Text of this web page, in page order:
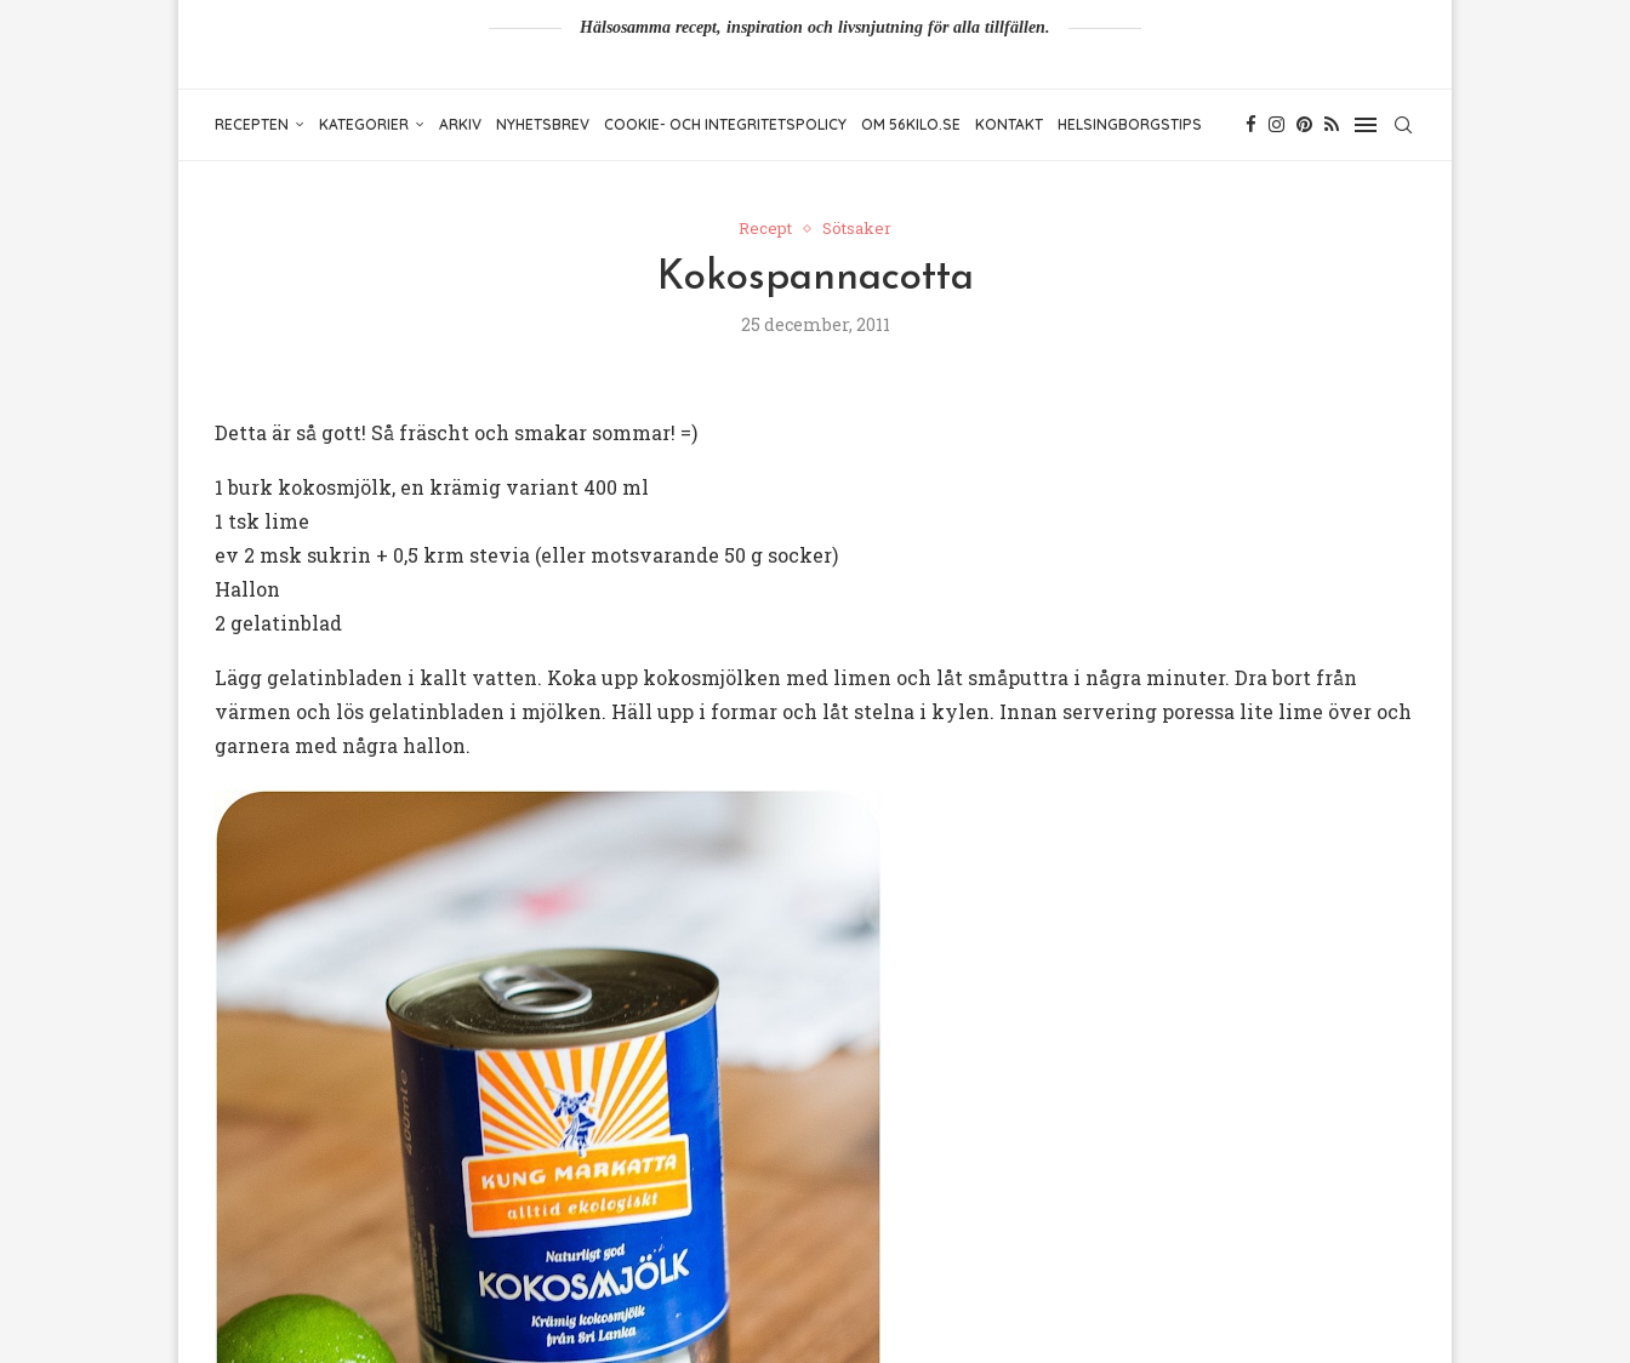
Hälsosamma recept, inspiration och livsnjutning för alla tillfällen.
RECEPTEN KATEGORIER ARKIV NYHETSBREV COOKIE- OCH INTEGRITETSPOLICY OM 56KILO.SE KONTAKT HELSINGBORGSTIPS
Recept Sötsaker
Kokospannacotta
25 december, 2011
Detta är så gott! Så fräscht och smakar sommar! =)
1 burk kokosmjölk, en krämig variant 400 ml
1 tsk lime
ev 2 msk sukrin + 0,5 krm stevia (eller motsvarande 50 g socker)
Hallon
2 gelatinblad
Lägg gelatinbladen i kallt vatten. Koka upp kokosmjölken med limen och låt småputtra i några minuter. Dra bort från
värmen och lös gelatinbladen i mjölken. Häll upp i formar och låt stelna i kylen. Innan servering poressa lite lime över och
garnera med några hallon.